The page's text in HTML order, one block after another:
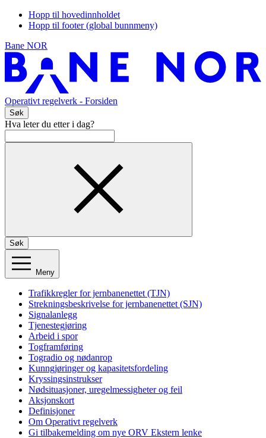
Hopp til hovedinnholdet
Hopp til footer (global bunnmeny)
Bane NOR
Operativt regelverk - Forsiden
Søk
Hva leter du etter i dag?
Søk
Meny
Trafikkregler for jernbanenettet (TJN)
Strekningsbeskrivelse for jernbanenettet (SJN)
Signalanlegg
Tjenestegjøring
Arbeid i spor
Togframføring
Togradio og nødanrop
Kunngjøringer og kapasitetsfordeling
Kryssingsinstrukser
Nødsituasjoner, uregelmessigheter og feil
Aksjonskort
Definisjoner
Om Operativt regelverk
Gi tilbakemelding om nye ORV Ekstern lenke